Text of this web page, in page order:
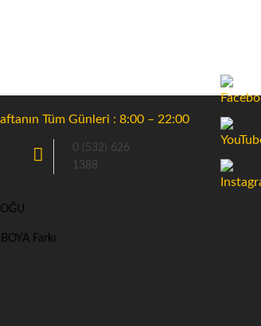
Tüm Günleri : 8:00 – 22:00
0 (532) 626
1388
Farkı